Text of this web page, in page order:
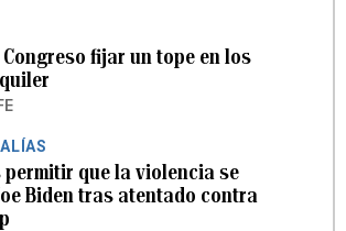
fijar un tope en los
permitir que la violencia se
Biden tras atentado contra